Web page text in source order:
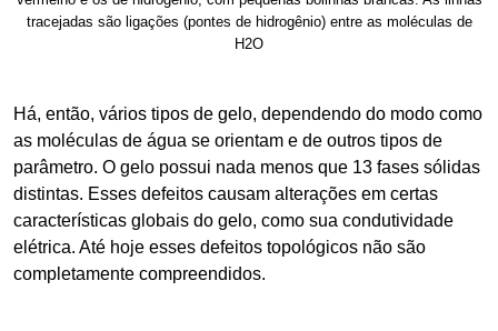
tracejadas são ligações (pontes de hidrogênio) entre as moléculas de
H2O
Há, então, vários tipos de gelo, dependendo do modo como
as moléculas de água se orientam e de outros tipos de
parâmetro. O gelo possui nada menos que 13 fases sólidas
distintas. Esses defeitos causam alterações em certas
características globais do gelo, como sua condutividade
elétrica. Até hoje esses defeitos topológicos não são
completamente compreendidos.